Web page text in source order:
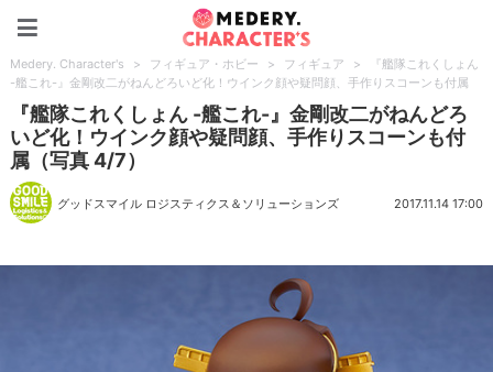
Medery. Character's > フィギュア・ホビー > フィギュア >
『艦隊これくしょん
-艦これ-』金剛改二がねんどろいど化！ウインク顔や疑問顔、手作りスコーンも付属
『艦隊これくしょん -艦これ-』金剛改二がねんどろ
いど化！ウインク顔や疑問顔、手作りスコーンも付
属（写真 4/7）
グッドスマイル ロジスティクス＆ソリューションズ 2017.11.14 17:00